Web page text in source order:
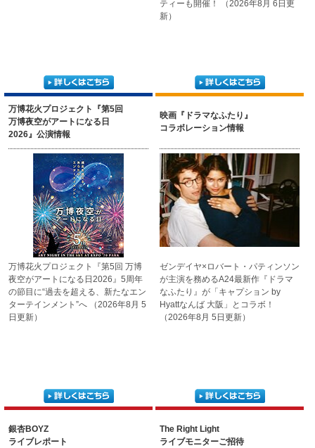
ティーも開催！
（2026年8月 6日更
新）
万博花火プロジェクト『第5回
万博夜空がアートになる日
2026』公演情報
万博花火プロジェクト
『第5回 万博
夜空がアートになる日2026』5周年
の節目に“過去を超える、 新たなエン
ターテインメント”へ
（2026年8月 5
日更新）
映画『ドラマなふたり』
コラボレーション情報
ゼンデイヤ×ロバート・パティンソン
が主演を務めるA24最新作『ドラマ
なふたり』が「キャプション by
Hyattなんば 大阪」とコラボ！
（2026年8月 5日更新）
銀杏BOYZ
ライブレポート
The Right Light
ライブモニターご招待